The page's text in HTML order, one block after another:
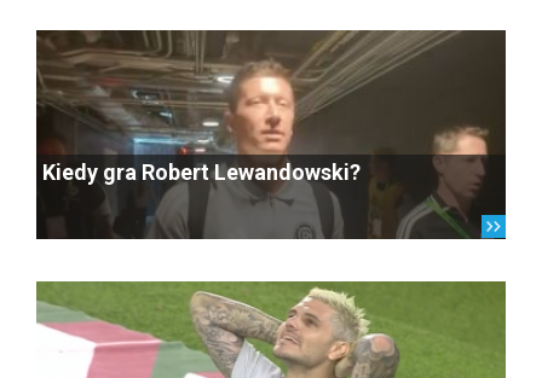
Kiedy gra Robert Lewandowski?